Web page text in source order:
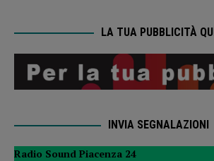
LA TUA PUBBLICITÀ QUI
INVIA SEGNALAZIONI
Radio Sound Piacenza 24